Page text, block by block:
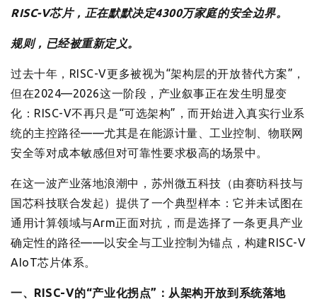
RISC-V芯片，正在默默决定4300万家庭的安全边界。
规则，已经被重新定义。
过去十年，RISC-V更多被视为“架构层的开放替代方案”，
但在2024—2026这一阶段，产业叙事正在发生明显变
化：RISC-V不再只是“可选架构”，而开始进入真实行业系
统的主控路径——尤其是在能源计量、工业控制、物联网
安全等对成本敏感但对可靠性要求极高的场景中。
在这一波产业落地浪潮中，苏州微五科技（由赛昉科技与
国芯科技联合发起）提供了一个典型样本：它并未试图在
通用计算领域与Arm正面对抗，而是选择了一条更具产业
确定性的路径——以安全与工业控制为锚点，构建RISC-V
AIoT芯片体系。
一、RISC-V的“产业化拐点”：从架构开放到系统落地